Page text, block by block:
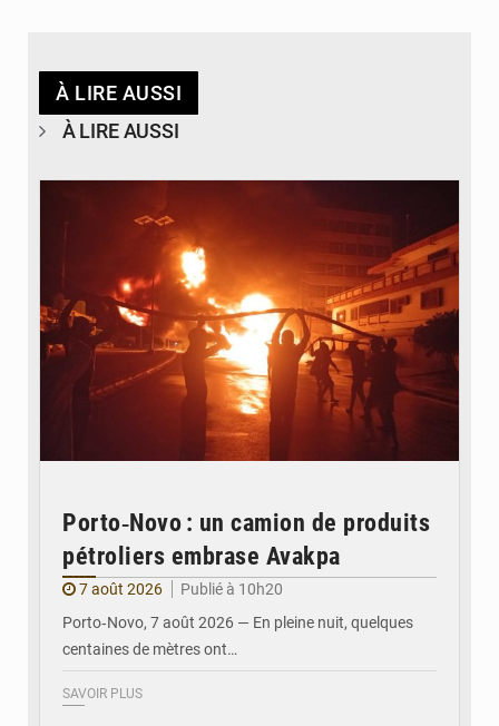
À LIRE AUSSI
À LIRE AUSSI
Porto‑Novo : un camion de produits
pétroliers embrase Avakpa
7 août 2026
Publié à 10h20
Porto‑Novo, 7 août 2026 — En pleine nuit, quelques
centaines de mètres ont…
SAVOIR PLUS